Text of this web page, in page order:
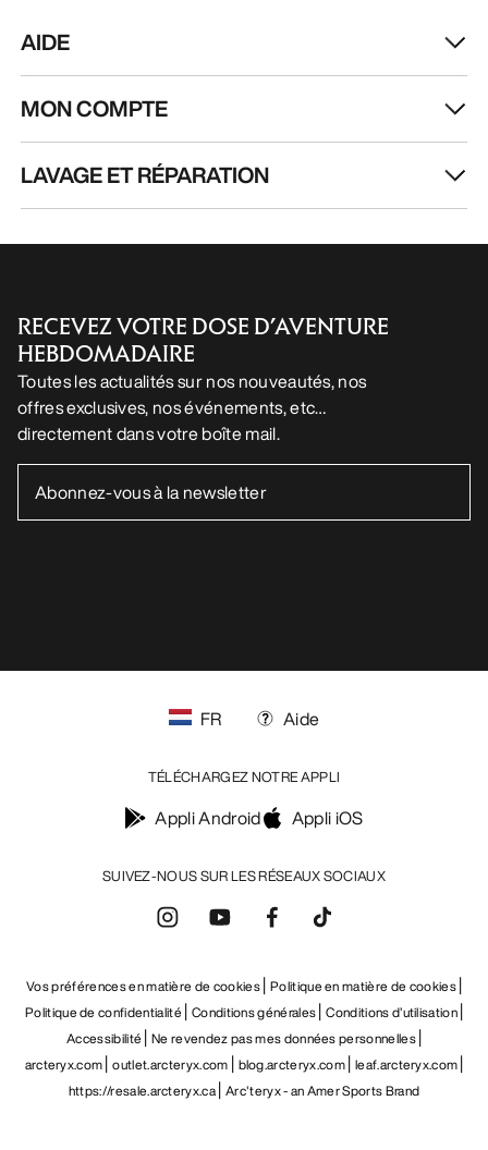
AIDE
MON COMPTE
LAVAGE ET RÉPARATION
RECEVEZ VOTRE DOSE D’AVENTURE
HEBDOMADAIRE
Toutes les actualités sur nos nouveautés, nos
offres exclusives, nos événements, etc…
directement dans votre boîte mail.
SUIVEZ-NOUS SUR LES RÉSEAUX SOCIAUX
FR Aide
TÉLÉCHARGEZ NOTRE APPLI
Appli Android Appli iOS
Vos préférences en matière de cookies Politique en matière de cookies
Politique de confidentialité Conditions générales Conditions d’utilisation
Accessibilité Ne revendez pas mes données personnelles
arcteryx.com outlet.arcteryx.com blog.arcteryx.com leaf.arcteryx.com
https://resale.arcteryx.ca Arc'teryx - an Amer Sports Brand